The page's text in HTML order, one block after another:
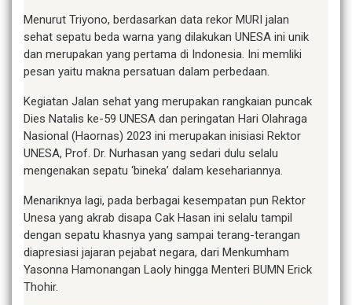
Menurut Triyono, berdasarkan data rekor MURI jalan
sehat sepatu beda warna yang dilakukan UNESA ini unik
dan merupakan yang pertama di Indonesia. Ini memliki
pesan yaitu makna persatuan dalam perbedaan.
Kegiatan Jalan sehat yang merupakan rangkaian puncak
Dies Natalis ke-59 UNESA dan peringatan Hari Olahraga
Nasional (Haornas) 2023 ini merupakan inisiasi Rektor
UNESA, Prof. Dr. Nurhasan yang sedari dulu selalu
mengenakan sepatu ‘bineka’ dalam kesehariannya.
Menariknya lagi, pada berbagai kesempatan pun Rektor
Unesa yang akrab disapa Cak Hasan ini selalu tampil
dengan sepatu khasnya yang sampai terang-terangan
diapresiasi jajaran pejabat negara, dari Menkumham
Yasonna Hamonangan Laoly hingga Menteri BUMN Erick
Thohir.